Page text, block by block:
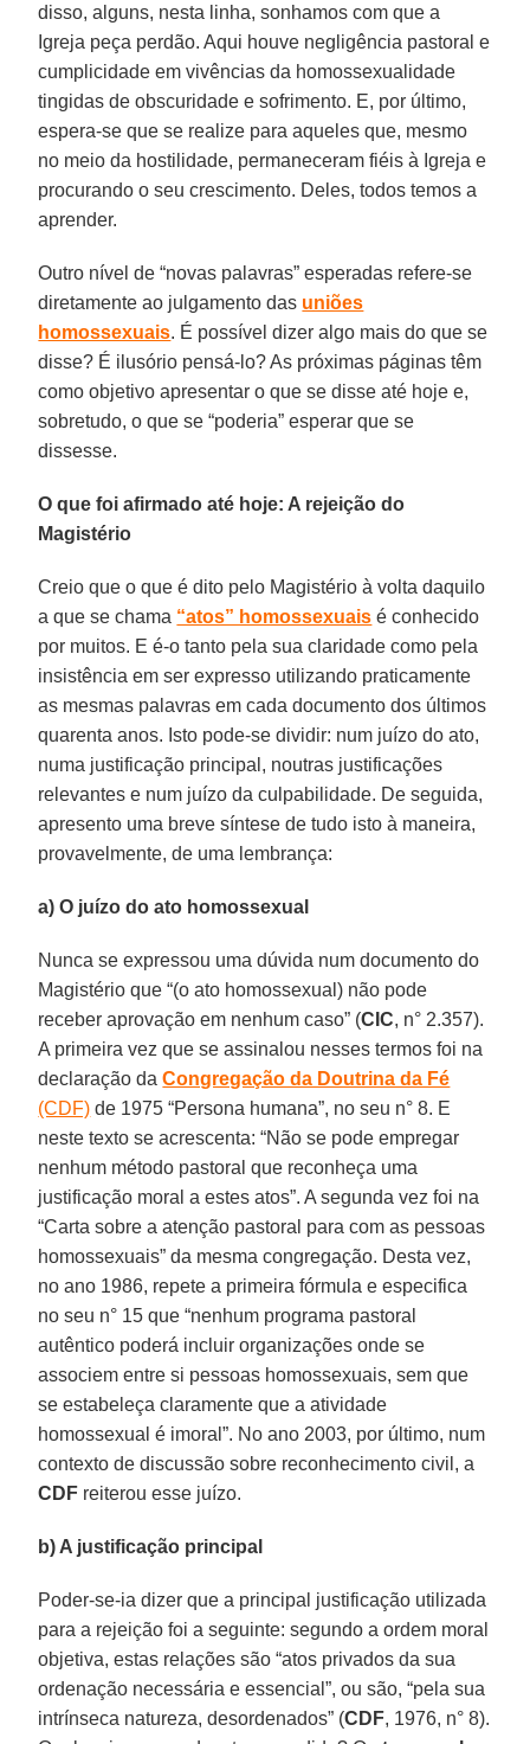
disso, alguns, nesta linha, sonhamos com que a
Igreja peça perdão. Aqui houve negligência pastoral e
cumplicidade em vivências da homossexualidade
tingidas de obscuridade e sofrimento. E, por último,
espera-se que se realize para aqueles que, mesmo
no meio da hostilidade, permaneceram fiéis à Igreja e
procurando o seu crescimento. Deles, todos temos a
aprender.
Outro nível de “novas palavras” esperadas refere-se
diretamente ao julgamento das uniões
homossexuais. É possível dizer algo mais do que se
disse? É ilusório pensá-lo? As próximas páginas têm
como objetivo apresentar o que se disse até hoje e,
sobretudo, o que se “poderia” esperar que se
dissesse.
O que foi afirmado até hoje: A rejeição do
Magistério
Creio que o que é dito pelo Magistério à volta daquilo
a que se chama “atos” homossexuais é conhecido
por muitos. E é-o tanto pela sua claridade como pela
insistência em ser expresso utilizando praticamente
as mesmas palavras em cada documento dos últimos
quarenta anos. Isto pode-se dividir: num juízo do ato,
numa justificação principal, noutras justificações
relevantes e num juízo da culpabilidade. De seguida,
apresento uma breve síntese de tudo isto à maneira,
provavelmente, de uma lembrança:
a) O juízo do ato homossexual
Nunca se expressou uma dúvida num documento do
Magistério que “(o ato homossexual) não pode
receber aprovação em nenhum caso” (CIC, n° 2.357).
A primeira vez que se assinalou nesses termos foi na
declaração daCongregação da Doutrina da Fé
(CDF) de 1975 “Persona humana”, no seu n° 8. E
neste texto se acrescenta: “Não se pode empregar
nenhum método pastoral que reconheça uma
justificação moral a estes atos”. A segunda vez foi na
“Carta sobre a atenção pastoral para com as pessoas
homossexuais” da mesma congregação. Desta vez,
no ano 1986, repete a primeira fórmula e especifica
no seu n° 15 que “nenhum programa pastoral
autêntico poderá incluir organizações onde se
associem entre si pessoas homossexuais, sem que
se estabeleça claramente que a atividade
homossexual é imoral”. No ano 2003, por último, num
contexto de discussão sobre reconhecimento civil, a
CDF reiterou esse juízo.
b) A justificação principal
Poder-se-ia dizer que a principal justificação utilizada
para a rejeição foi a seguinte: segundo a ordem moral
objetiva, estas relações são “atos privados da sua
ordenação necessária e essencial”, ou são, “pela sua
intrínseca natureza, desordenados” (CDF, 1976, n° 8).